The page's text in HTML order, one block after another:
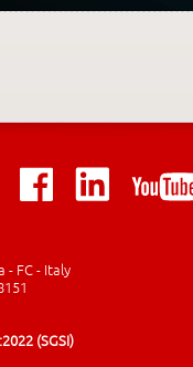
- FC - Italy
(SGSI)